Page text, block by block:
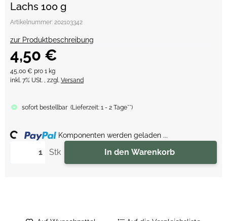
Lachs 100 g
Artikelnummer: 202103342
zur Produktbeschreibung
4,50 €
45,00 € pro 1 kg
inkl. 7% USt. , zzgl. Versand
sofort bestellbar (Lieferzeit: 1 - 2 Tage**)
Stk In den Warenkorb
Komponenten werden geladen ...